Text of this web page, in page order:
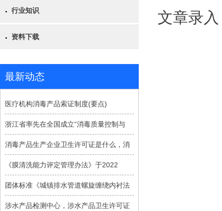
行业知识
资料下载
最新动态
医疗机构消毒产品索证制度(要点)
浙江省率先在全国成立“消毒质量控制与
消毒产品生产企业卫生许可证是什么，消
《膜清洗能力评定管理办法》于2022
团体标准《城镇排水管道螺旋缠绕内衬法
涉水产品检测中心，涉水产品卫生许可证
文章录